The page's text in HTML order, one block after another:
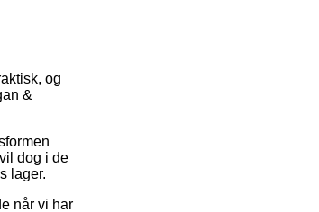
og
&
dog i de
lager.
når vi har